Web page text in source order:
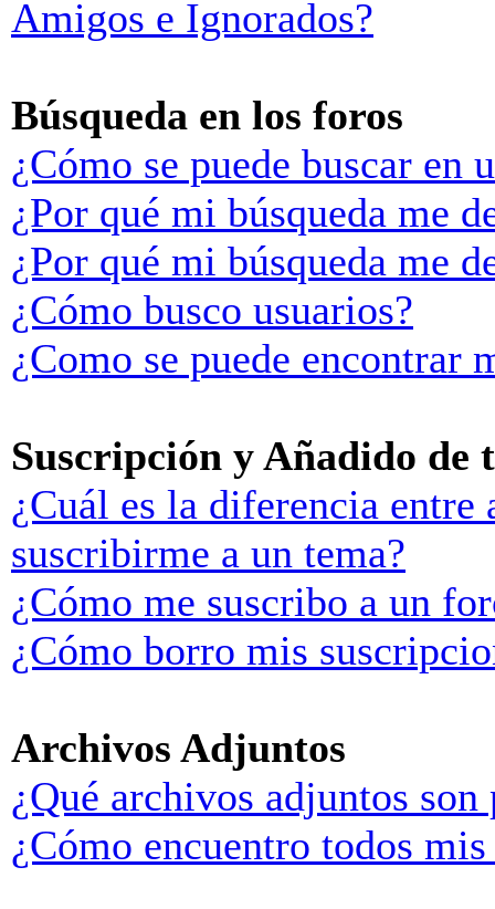
Amigos e Ignorados?
Búsqueda en los foros
¿Cómo se puede buscar en
¿Por qué mi búsqueda me
¿Por qué mi búsqueda me
¿Cómo busco usuarios?
¿Como se puede encontrar
Suscripción y Añadido de
¿Cuál es la diferencia
suscribirme a un tema?
¿Cómo me suscribo a un
¿Cómo borro mis
Archivos Adjuntos
¿Qué archivos adjuntos
¿Cómo encuentro todos